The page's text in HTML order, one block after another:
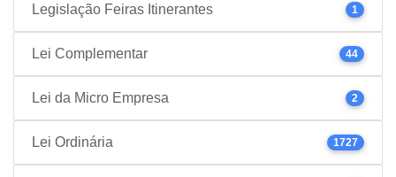
Legislação Feiras Itinerantes 1
Lei Complementar 44
Lei da Micro Empresa 2
Lei Ordinária 1727